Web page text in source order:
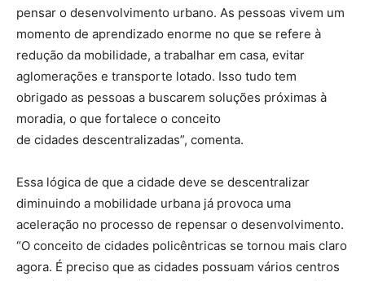
pensar o desenvolvimento urbano. As pessoas vivem um
momento de aprendizado enorme no que se refere à
redução da mobilidade, a trabalhar em casa, evitar
aglomerações e transporte lotado. Isso tudo tem
obrigado as pessoas a buscarem soluções próximas à
moradia, o que fortalece o conceito
de cidades descentralizadas”, comenta.
Essa lógica de que a cidade deve se descentralizar
diminuindo a mobilidade urbana já provoca uma
aceleração no processo de repensar o desenvolvimento.
“O conceito de cidades policêntricas se tornou mais claro
agora. É preciso que as cidades possuam vários centros